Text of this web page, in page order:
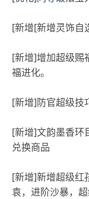
[新增[新增灵饰自
[新增]增加超级赐
福进化。
[新增]防官超级技
[新增]文韵墨香环
兑换商品
[新增]新增超级红
袁，进阶沙暴，